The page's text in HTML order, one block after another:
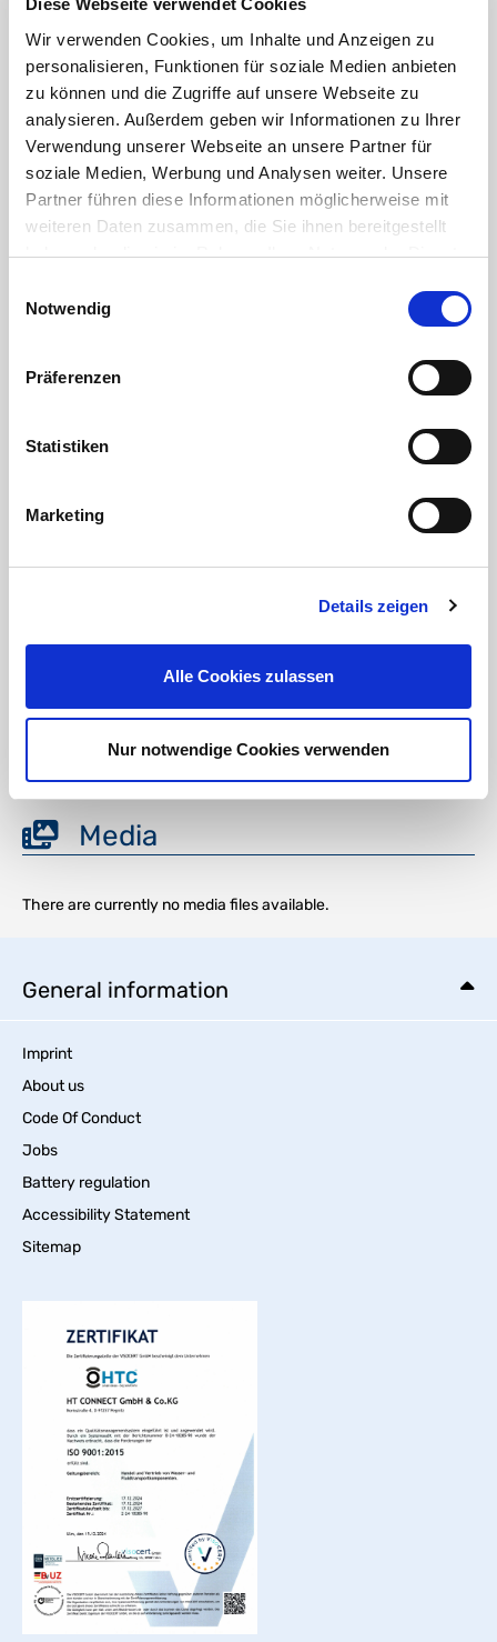
Diese Webseite verwendet Cookies
Wir verwenden Cookies, um Inhalte und Anzeigen zu
personalisieren, Funktionen für soziale Medien anbieten
zu können und die Zugriffe auf unsere Webseite zu
analysieren. Außerdem geben wir Informationen zu Ihrer
Verwendung unserer Webseite an unsere Partner für
soziale Medien, Werbung und Analysen weiter. Unsere
Partner führen diese Informationen möglicherweise mit
weiteren Daten zusammen, die Sie ihnen bereitgestellt
haben oder die sie im Rahmen Ihrer Nutzung der Dienste
Cookies, wenn Sie unsere Webseite weiterhin nutzen.
Notwendig
Präferenzen
Statistiken
Marketing
Details zeigen
Alle Cookies zulassen
Nur notwendige Cookies verwenden
DOWNLOAD
RoHS confirmation HTC
DOWNLOAD
Bonding of PVC-U pipes and fittings
DOWNLOAD
Chemical resistance of plastics
External characteristics of injection-moulded fittings
In der EU ansässiger Wirtschaftsbeteiligter, der sicherstellt, dass das Produkt den
Norisstraße 4
91257 Pegnitz
Media
There are currently no media files available.
General information
Imprint
About us
Code Of Conduct
Jobs
Battery regulation
Accessibility Statement
Sitemap